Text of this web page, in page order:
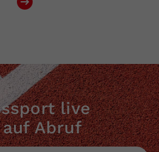
live
Abruf